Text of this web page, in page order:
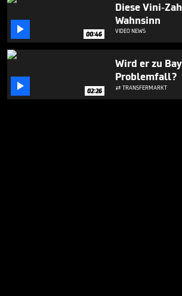
 00:46
Diese Vini-
Wahnsinn
VIDEO NEWS
 02:26
Wird er zu
Problemfall?
 TRANSFERMARKT